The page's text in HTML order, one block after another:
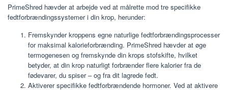
PrimeShred hævder at arbejde ved at målrette mod tre specifikke
fedtforbrændingssystemer i din krop, herunder:
Fremskynder kroppens egne naturlige fedtforbrændingsprocesser
for maksimal kalorieforbrænding. PrimeShred hævder at øge
termogenesen og fremskynde din krops stofskifte, hvilket
betyder, at din krop naturligt forbrænder flere kalorier fra de
fødevarer, du spiser – og fra dit lagrede fedt.
Aktiverer specifikke fedtforbrændende hormoner. Ved at aktivere